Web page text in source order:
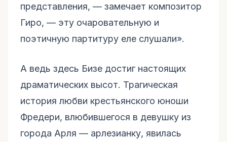
представления, — замечает композитор
Гиро, — эту очаровательную и
поэтичную партитуру еле слушали».
А ведь здесь Бизе достиг настоящих
драматических высот. Трагическая
история любви крестьянского юноши
Фредери, влюбившегося в девушку из
города Арля — арлезианку, явилась